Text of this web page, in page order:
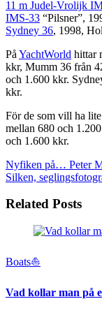
11 m Judel-Vrolijk
IMS-33 “Pilsner”,
Sydney 36, 1998,
På YachtWorld hittar
kkr, Mumm 36 från
och 1.600 kkr.
kkr.
För de som vill ha
mellan 680 och
och 1.600 kkr.
Nyfiken på… Peter
Silken,
Related Posts
Boats⛵️
Vad kollar man på